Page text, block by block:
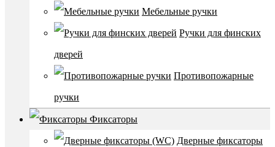
Мебельные ручки
Ручки для финских
дверей
Противопожарные
ручки
Фиксаторы
Дверные фиксаторы